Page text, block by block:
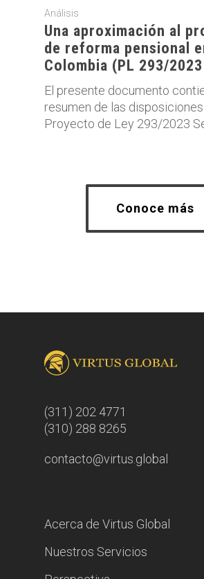
Análisis
Una aproximación al
de reforma pensional
Colombia (PL 293/
El presente documento
resumen de las disposiciones
Proyecto de Ley 293/2023
Conoce más
(311) 202 4771
(310) 288 8265
contacto@virtus.global
Acerca de Virtus Global
Nuestros Servicios